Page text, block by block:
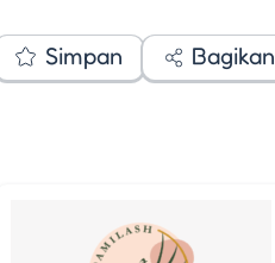
Simpan Bagikan